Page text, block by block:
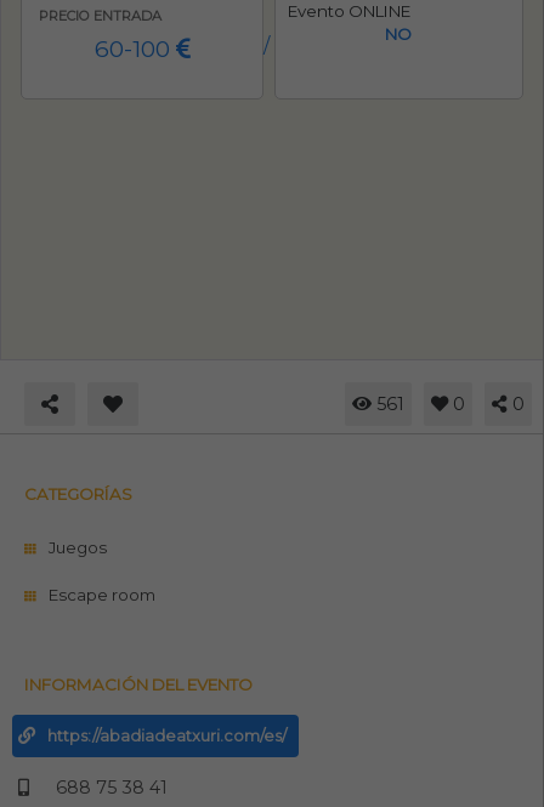
PRECIO ENTRADA
60-100 /
Evento ONLINE
NO
561 0 0
CATEGORÍAS
Juegos
Escape room
INFORMACIÓN DEL EVENTO
https://abadiadeatxuri.com/es/
688 75 38 41